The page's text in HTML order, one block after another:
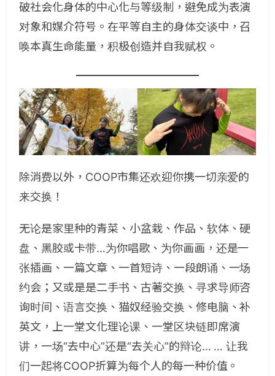
破社会化身体的中心化与等级制，避免成为表演
对象和媒介符号。在平等自主的身体交谈中，召
唤本真生命能量，积极创造并自我赋权。
除消费以外，COOP市集还欢迎你携一切亲爱的
来交换！
无论是家里种的青菜、小盆栽、作品、软体、硬
盘、黑胶或卡带…为你唱歌、为你画画，还是一
张插画、一篇文章、一首短诗、一段朗诵、一场
约会；又或是是二手书、古著交换、寻求导师咨
询时间、语言交换、猫奴经验交换、修电脑、补
英文，上一堂文化理论课、一堂区块链即席演
讲，一场“去中心”还是“去关心”的辩论… … 让我
们一起将COOP折算为每个人的每一种价值。